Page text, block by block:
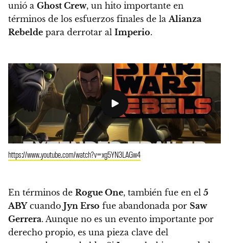
unió a Ghost Crew, un hito importante en
términos de los esfuerzos finales de laAlianza
Rebelde para derrotar al Imperio.
https://www.youtube.com/watch?v=xg5YN3LAGw4
En términos de Rogue One, también fue en el 5
ABYcuando Jyn Erso fue abandonada por Saw
Gerrera. Aunque no es un evento importante por
derecho propio, es una pieza clave del